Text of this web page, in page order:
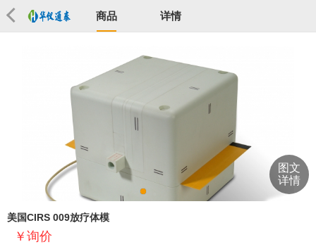
商品 详情
图文
详情
美国CIRS 009放疗体模
询价